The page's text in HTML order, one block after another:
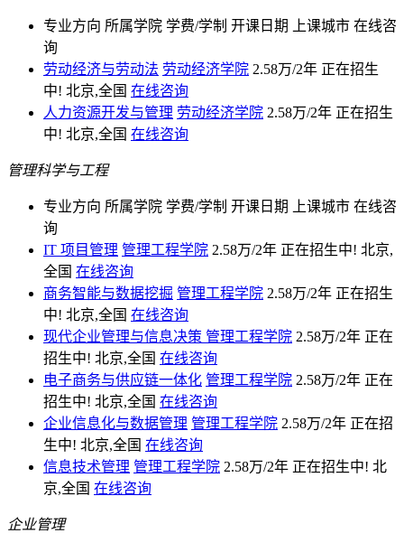
专业方向 所属学院 学费/学制 开课日期 上课城市 在线咨
询
劳动经济与劳动法 劳动经济学院 2.58万/2年 正在招生
中! 北京,全国 在线咨询
人力资源开发与管理 劳动经济学院 2.58万/2年 正在招生
中! 北京,全国 在线咨询
管理科学与工程
专业方向 所属学院 学费/学制 开课日期 上课城市 在线咨
询
IT 项目管理 管理工程学院 2.58万/2年 正在招生中! 北京,
全国 在线咨询
商务智能与数据挖掘 管理工程学院 2.58万/2年 正在招生
中! 北京,全国 在线咨询
现代企业管理与信息决策 管理工程学院 2.58万/2年 正在
招生中! 北京,全国 在线咨询
电子商务与供应链一体化 管理工程学院 2.58万/2年 正在
招生中! 北京,全国 在线咨询
企业信息化与数据管理 管理工程学院 2.58万/2年 正在招
生中! 北京,全国 在线咨询
信息技术管理 管理工程学院 2.58万/2年 正在招生中! 北
京,全国 在线咨询
企业管理